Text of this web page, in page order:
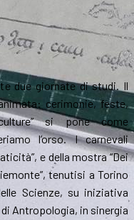
due giornate di studi. Il
cerimonie, feste,
si pone come
l’orso. I carnevali
e della mostra “Dei
tenutisi a Torino
Scienze, su iniziativa
Antropologia, in sinergia